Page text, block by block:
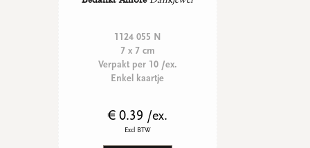
1124 055 N
7 x 7 cm
Verpakt per 10 /ex.
Enkel kaartje
€ 0.39 /ex.
Excl BTW